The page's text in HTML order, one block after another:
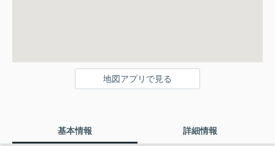
地図アプリで見る
基本情報 詳細情報